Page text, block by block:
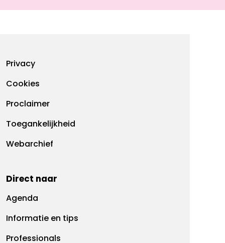
Footermenu
Privacy
Cookies
Proclaimer
Toegankelijkheid
Webarchief
Direct naar
Agenda
Informatie en tips
Professionals